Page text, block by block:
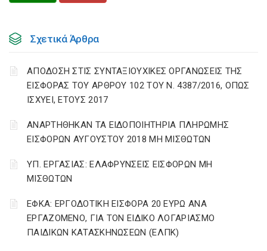
Σχετικά Άρθρα
ΑΠΟΔΟΣΗ ΣΤΙΣ ΣΥΝΤΑΞΙΟΥΧΙΚΕΣ ΟΡΓΑΝΩΣΕΙΣ ΤΗΣ
ΕΙΣΦΟΡΑΣ ΤΟΥ ΑΡΘΡΟΥ 102 ΤΟΥ Ν. 4387/2016, ΟΠΩΣ
ΙΣΧΥΕΙ, ΕΤΟΥΣ 2017
ΑΝΑΡΤΗΘΗΚΑΝ ΤΑ ΕΙΔΟΠΟΙΗΤΗΡΙΑ ΠΛΗΡΩΜΗΣ
ΕΙΣΦΟΡΩΝ ΑΥΓΟΥΣΤΟΥ 2018 ΜΗ ΜΙΣΘΩΤΩΝ
ΥΠ. ΕΡΓΑΣΙΑΣ: ΕΛΑΦΡΥΝΣΕΙΣ ΕΙΣΦΟΡΩΝ ΜΗ
ΜΙΣΘΩΤΩΝ
ΕΦΚΑ: ΕΡΓΟΔΟΤΙΚΗ ΕΙΣΦΟΡΑ 20 ΕΥΡΩ ΑΝΑ
ΕΡΓΑΖΟΜΕΝΟ, ΓΙΑ ΤΟΝ ΕΙΔΙΚΟ ΛΟΓΑΡΙΑΣΜΟ
ΠΑΙΔΙΚΩΝ ΚΑΤΑΣΚΗΝΩΣΕΩΝ (ΕΛΠΚ)